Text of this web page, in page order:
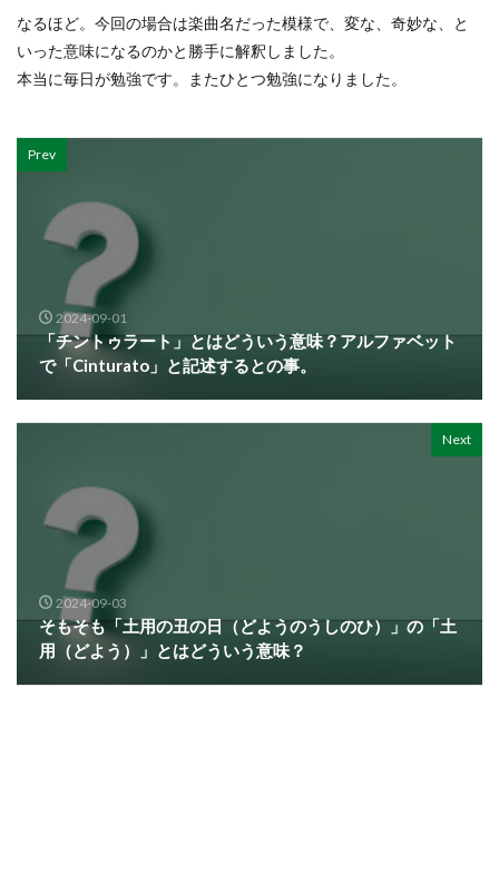
なるほど。今回の場合は楽曲名だった模様で、変な、奇妙な、と
いった意味になるのかと勝手に解釈しました。
本当に毎日が勉強です。またひとつ勉強になりました。
Prev
2024-09-01
「チントゥラート」とはどういう意味？アルファベット
で「Cinturato」と記述するとの事。
Next
2024-09-03
そもそも「土用の丑の日（どようのうしのひ）」の「土
用（どよう）」とはどういう意味？